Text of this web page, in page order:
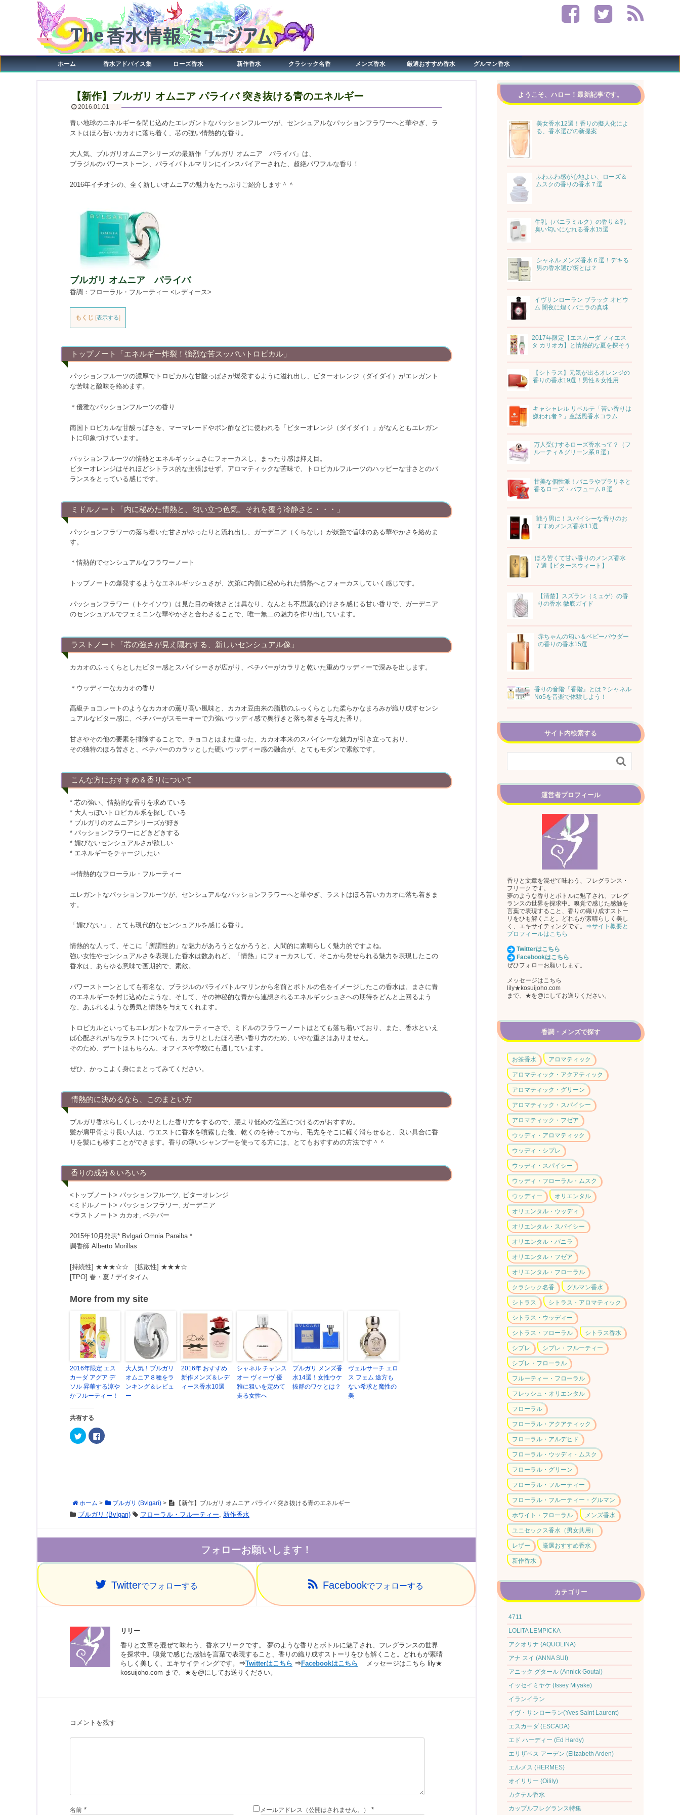
ホーム 香水アドバイス集 ローズ香水 新作香水 クラシック名香 メンズ香水 厳選おすすめ香水 グルマン香水
【新作】ブルガリ オムニア パライバ 突き抜ける青のエネルギー
2016.01.01
青い地球のエネルギーを閉じ込めたエレガントなパッションフルーツが、センシュアルなパッションフラワーへと華やぎ、ラ
ストはほろ苦いカカオに落ち着く、芯の強い情熱的な香り。
大人気、ブルガリオムニアシリーズの最新作「ブルガリ オムニア パライバ」は、
ブラジルのパワーストーン、パライバトルマリンにインスパイアーされた、超絶パワフルな香り！
2016年イチオシの、全く新しいオムニアの魅力をたっぷりご紹介します＾＾
ブルガリ オムニア パライバ
香調：フローラル・フルーティー <レディース>
もくじ [表示する]
トップノート「エネルギー炸裂！強烈な苦スッパいトロピカル」
パッションフルーツの濃厚でトロピカルな甘酸っぱさが爆発するように溢れ出し、ビターオレンジ（ダイダイ）がエレガント
な苦味と酸味を絡めます。
＊優雅なパッションフルーツの香り
南国トロピカルな甘酸っぱさを、マーマレードやポン酢などに使われる「ビターオレンジ（ダイダイ）」がなんともエレガン
トに印象づけています。
パッションフルーツの情熱とエネルギッシュさにフォーカスし、まったり感は抑え目。
ビターオレンジはそれほどシトラス的な主張はせず、アロマティックな苦味で、トロピカルフルーツのハッピーな甘さとのバ
ランスをとっている感じです。
ミドルノート「内に秘めた情熱と、匂い立つ色気。それを覆う冷静さと・・・」
パッションフラワーの落ち着いた甘さがゆったりと流れ出し、ガーデニア（くちなし）が妖艶で旨味のある華やかさを絡めま
す。
＊情熱的でセンシュアルなフラワーノート
トップノートの爆発するようなエネルギッシュさが、次第に内側に秘められた情熱へとフォーカスしていく感じです。
パッションフラワー（トケイソウ）は見た目の奇抜さとは異なり、なんとも不思議な静けさを感じる甘い香りで、ガーデニア
のセンシュアルでフェミニンな華やかさと合わさることで、唯一無二の魅力を作り出しています。
ラストノート「芯の強さが見え隠れする、新しいセンシュアル像」
カカオのふっくらとしたビター感とスパイシーさが広がり、ベチバーがカラリと乾いた重めウッディーで深みを出します。
＊ウッディーなカカオの香り
高級チョコレートのようなカカオの薫り高い風味と、カカオ豆由来の脂肪のふっくらとした柔らかなまろみが織り成すセンシ
ュアルなビター感に、ベチバーがスモーキーで力強いウッディ感で奥行きと落ち着きを与えた香り。
甘さやその他の要素を排除することで、チョコとはまた違った、カカオ本来のスパイシーな魅力が引き立っており、
その独特のほろ苦さと、ベチバーのカラッとした硬いウッディー感の融合が、とてもモダンで素敵です。
こんな方におすすめ＆香りについて
* 芯の強い、情熱的な香りを求めている
* 大人っぽいトロピカル系を探している
* ブルガリのオムニアシリーズが好き
* パッションフラワーにどきどきする
* 媚びないセンシュアルさが欲しい
* エネルギーをチャージしたい
⇒情熱的なフローラル・フルーティー
エレガントなパッションフルーツが、センシュアルなパッションフラワーへと華やぎ、ラストはほろ苦いカカオに落ち着きま
す。
「媚びない」、とても現代的なセンシュアルを感じる香り。
情熱的な人って、そこに「所謂性的」な魅力があろうとなかろうと、人間的に素晴らしく魅力的ですよね。
強い女性やセンシュアルさを表現した香水は数あれど、「情熱」にフォーカスして、そこから発せられる魅力を表現したこの
香水は、あらゆる意味で画期的で、素敵。
パワーストーンとしても有名な、ブラジルのパライバトルマリンから名前とボトルの色をイメージしたこの香水は、まさに青
のエネルギーを封じ込めたような、そして、その神秘的な青から連想されるエネルギッシュさへの期待をどんと上回るよう
な、あふれるような勇気と情熱を与えてくれます。
トロピカルといってもエレガントなフルーティーさで、ミドルのフラワーノートはとても落ち着いており、また、香水といえ
ば心配されがちなラストについても、カラリとしたほろ苦い香り方のため、いやな重さはありません。
そのため、デートはもちろん、オフィスや学校にも適しています。
ぜひ、かっこよく身にまとってみてください。
情熱的に決めるなら、このまとい方
ブルガリ香水らしくしっかりとした香り方をするので、腰より低めの位置につけるのがおすすめ。
髪が肩甲骨より長い人は、ウエストに香水を噴霧した後、乾くのを待ってから、毛先をそこに軽く滑らせると、良い具合に香
りを髪にも移すことができます。香りの薄いシャンプーを使ってる方には、とてもおすすめの方法です＾＾
香りの成分＆いろいろ
<トップノート> パッションフルーツ, ビターオレンジ
<ミドルノート> パッションフラワー, ガーデニア
<ラストノート> カカオ, ベチバー
2015年10月発表* Bvlgari Omnia Paraiba *
調香師 Alberto Morillas
[持続性] ★★★☆☆ [拡散性] ★★★☆
[TPO] 春・夏 / デイタイム
More from my site
2016年限定 エス
カーダ アグア デ
ソル 昇華する涼や
かフルーティー！
大人気！ブルガリ
オムニア８種をラ
ンキング＆レビュ
ー
2016年 おすすめ
新作メンズ＆レデ
ィース香水10選
シャネル チャンス
オー ヴィーヴ 優
雅に狙いを定めて
走る女性へ
ブルガリ メンズ香
水14選！女性ウケ
抜群のワケとは？
ヴェルサーチ エロ
ス フェム 途方も
ない希求と魔性の
美
共有する
ク
リ
e
r
で
共
(
新
ィ
ま
F
a
す
る
に
は
リ
ッ
く
い
(
い
ド
ウ
で
ホーム > ブルガリ (Bvlgari) > 【新作】ブルガリ オムニア パライバ 突き抜ける青のエネルギー
ブルガリ (Bvlgari) フローラル・フルーティー 新作香水
フォローお願いします！
Twitterでフォローする Facebookでフォローする
リリー
香りと文章を混ぜて味わう、香水フリークです。 夢のような香りとボトルに魅了され、フレグランスの世界
を探求中。嗅覚で感じた感触を言葉で表現すること、香りの織り成すストーリをひも解くこと。どれもが素晴
らしく美しく、エキサイティングです。 ⇒Twitterはこちら ⇒Facebookはこちら メッセージはこちら lily★
kosuijoho.com まで、★を@にしてお送りください。
コメントを残す
名前 * メールアドレス（公開はされません。）
*
ようこそ、ハロー！最新記事です。
美女香水12選！香りの擬人化によ
る、香水選びの新提案
ふわふわ感が心地よい、ローズ＆
ムスクの香りの香水７選
牛乳（バニラミルク）の香り＆乳
臭い匂いになれる香水15選
シャネル メンズ香水６選！デキる
男の香水選び術とは？
イヴサンローラン ブラック オピウ
ム 闇夜に煌くバニラの真珠
2017年限定【エスカーダ フィエス
タ カリオカ】と情熱的な夏を探そう
【シトラス】元気が出るオレンジの
香りの香水19選！男性＆女性用
キャシャレル リベルテ「苦い香りは
嫌われ者？」童話風香水コラム
万人受けするローズ香水って？（フ
ルーティ＆グリーン系８選）
甘美な個性派！バニラやプラリネと
香るローズ・パフューム８選
戦う男に！スパイシーな香りのお
すすめメンズ香水11選
ほろ苦くて甘い香りのメンズ香水
７選【ビタースウィート】
【清楚】スズラン（ミュゲ）の香
りの香水 徹底ガイド
赤ちゃんの匂い＆ベビーパウダー
の香りの香水15選
香りの音階『香階』とは？シャネル
No5を音楽で体験しよう！
サイト内検索する

運営者プロフィール
香りと文章を混ぜて味わう、フレグランス・
フリークです。
夢のような香りとボトルに魅了され、フレグ
ランスの世界を探求中。嗅覚で感じた感触を
言葉で表現すること、香りの織り成すストー
リをひも解くこと。どれもが素晴らしく美し
く、エキサイティングです。 ⇒サイト概要と
プロフィールはこちら
Twitterはこちら
Facebookはこちら
ぜひフォローお願いします。
メッセージはこちら
lily★kosuijoho.com
まで、★を@にしてお送りください。
香調・メンズで探す
お茶香水 アロマティック
アロマティック・アクアティック
アロマティック・グリーン
アロマティック・スパイシー
アロマティック・フゼア
ウッディ・アロマティック
ウッディ・シプレ
ウッディ・スパイシー
ウッディ・フローラル・ムスク
ウッディー オリエンタル
オリエンタル・ウッディ
オリエンタル・スパイシー
オリエンタル・バニラ
オリエンタル・フゼア
オリエンタル・フローラル
クラシック名香 グルマン香水
シトラス シトラス・アロマティック
シトラス・ウッディー
シトラス・フローラル シトラス香水
シプレ シプレ・フルーティー
シプレ・フローラル
フルーティー・フローラル
フレッシュ・オリエンタル
フローラル
フローラル・アクアティック
フローラル・アルデヒド
フローラル・ウッディ・ムスク
フローラル・グリーン
フローラル・フルーティー
フローラル・フルーティー・グルマン
ホワイト・フローラル メンズ香水
ユニセックス香水（男女共用）
レザー 厳選おすすめ香水
新作香水
カテゴリー
4711
LOLITA LEMPICKA
アクオリナ (AQUOLINA)
アナ スイ (ANNA SUI)
アニック グタール (Annick Goutal)
イッセイミヤケ (Issey Miyake)
イランイラン
イヴ・サンローラン(Yves Saint Laurent)
エスカーダ (ESCADA)
エド ハーディー (Ed Hardy)
エリザベス アーデン (Elizabeth Arden)
エルメス (HERMES)
オイリリー (Oilily)
カクテル香水
カップルフレグランス特集